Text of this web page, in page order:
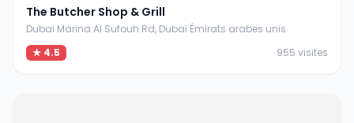
The Butcher Shop & Grill
Dubai Marina Al Sufouh Rd, Dubaï Émirats arabes unis
★ 4.5
955 visites